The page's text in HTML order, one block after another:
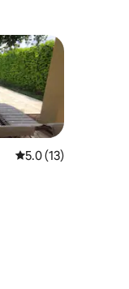
Calificación
5.0 (13)